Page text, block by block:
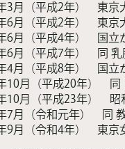
3月（平成2年） 東京
6月（平成2年） 東京
6月（平成4年）
国立
6月（平成7年）
同
4月（平成8年）
国立
10月（平成20年）
同
10月（平成23年）
昭
7月（令和元年）
同
9月（令和4年） 東京